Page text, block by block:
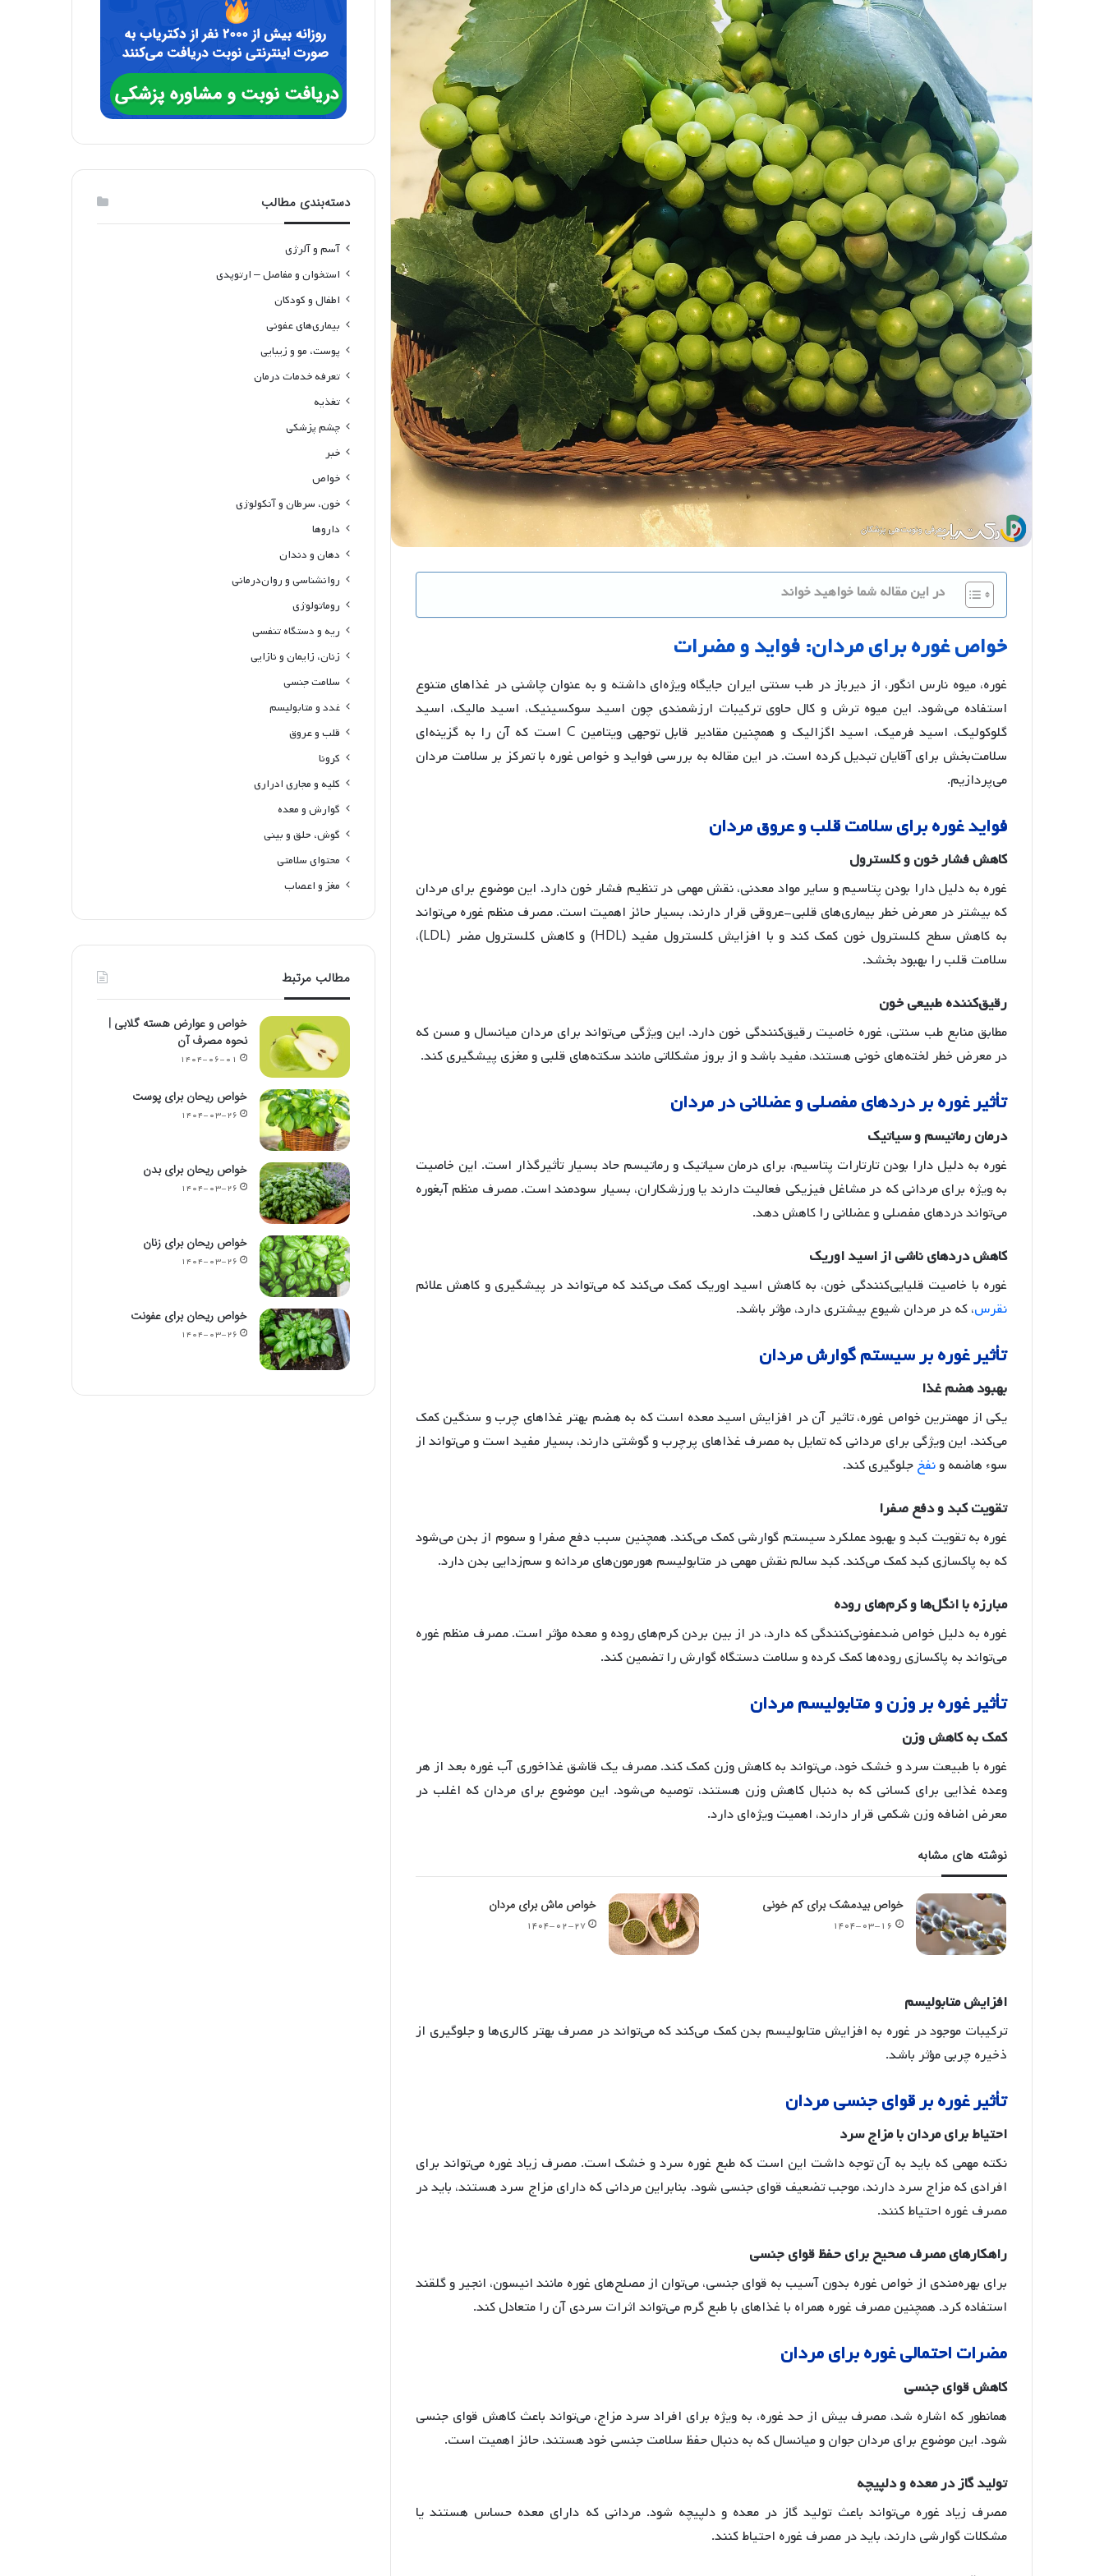
در این مقاله شما خواهید خواند
خواصغورهبرایمردان:فوایدومضرات
غوره، میوه نارس انگور، از دیرباز در طب سنتی ایران جایگاه ویژه‌ای داشته و به عنوان چاشنی در غذاهای متنوع
استفاده می‌شود. این میوه ترش و کال حاوی ترکیبات ارزشمندی چون اسید سوکسینیک، اسید مالیک، اسید
گلوکولیک، اسید فرمیک، اسید اگزالیک و همچنین مقادیر قابل توجهی ویتامین C است که آن را به گزینه‌ای
سلامت‌بخش برای آقایان تبدیل کرده است. در این مقاله به بررسی فواید و خواص غوره با تمرکز بر سلامت مردان
می‌پردازیم.
فوایدغورهبرایسلامتقلبوعروقمردان
کاهشفشارخونوکلسترول
غوره به دلیل دارا بودن پتاسیم و سایر مواد معدنی، نقش مهمی در تنظیم فشار خون دارد. این موضوع برای مردان
که بیشتر در معرض خطر بیماری‌های قلبی-عروقی قرار دارند، بسیار حائز اهمیت است. مصرف منظم غوره می‌تواند
به کاهش سطح کلسترول خون کمک کند و با افزایش کلسترول مفید (HDL) و کاهش کلسترول مضر (LDL)،
سلامت قلب را بهبود بخشد.
رقیقکنندهطبیعیخون
مطابق منابع طب سنتی، غوره خاصیت رقیق‌کنندگی خون دارد. این ویژگی می‌تواند برای مردان میانسال و مسن که
در معرض خطر لخته‌های خونی هستند، مفید باشد و از بروز مشکلاتی مانند سکته‌های قلبی و مغزی پیشگیری کند.
تأثیرغورهبردردهایمفصلیوعضلانیدرمردان
درمانرماتیسموسیاتیک
غوره به دلیل دارا بودن تارتارات پتاسیم، برای درمان سیاتیک و رماتیسم حاد بسیار تأثیرگذار است. این خاصیت
به ویژه برای مردانی که در مشاغل فیزیکی فعالیت دارند یا ورزشکاران، بسیار سودمند است. مصرف منظم آبغوره
می‌تواند دردهای مفصلی و عضلانی را کاهش دهد.
کاهشدردهایناشیازاسیداوریک
غوره با خاصیت قلیایی‌کنندگی خون، به کاهش اسید اوریک کمک می‌کند که می‌تواند در پیشگیری و کاهش علائم
نقرس، که در مردان شیوع بیشتری دارد، مؤثر باشد.
تأثیرغورهبرسیستمگوارشمردان
بهبودهضمغذا
یکی از مهمترین خواص غوره، تاثیر آن در افزایش اسید معده است که به هضم بهتر غذاهای چرب و سنگین کمک
می‌کند. این ویژگی برای مردانی که تمایل به مصرف غذاهای پرچرب و گوشتی دارند، بسیار مفید است و می‌تواند از
سوء هاضمه ونفخجلوگیری کند.
تقویتکبدودفعصفرا
غوره به تقویت کبد و بهبود عملکرد سیستم گوارشی کمک می‌کند. همچنین سبب دفع صفرا و سموم از بدن می‌شود
که به پاکسازی کبد کمک می‌کند. کبد سالم نقش مهمی در متابولیسم هورمون‌های مردانه و سم‌زدایی بدن دارد.
مبارزهباانگلهاوکرمهایروده
غوره به دلیل خواص ضدعفونی‌کنندگی که دارد، در از بین بردن کرم‌های روده و معده مؤثر است. مصرف منظم غوره
می‌تواند به پاکسازی روده‌ها کمک کرده و سلامت دستگاه گوارش را تضمین کند.
تأثیرغورهبروزنومتابولیسممردان
کمکبهکاهشوزن
غوره با طبیعت سرد و خشک خود، می‌تواند به کاهش وزن کمک کند. مصرف یک قاشق غذاخوری آب غوره بعد از هر
وعده غذایی برای کسانی که به دنبال کاهش وزن هستند، توصیه می‌شود. این موضوع برای مردان که اغلب در
معرض اضافه وزن شکمی قرار دارند، اهمیت ویژه‌ای دارد.
نوشته های مشابه
خواص بیدمشک برای کم خونی
۱۴۰۴-۰۳-۱۶
خواص ماش برای مردان
۱۴۰۴-۰۲-۲۷
افزایشمتابولیسم
ترکیبات موجود در غوره به افزایش متابولیسم بدن کمک می‌کند که می‌تواند در مصرف بهتر کالری‌ها و جلوگیری از
ذخیره چربی مؤثر باشد.
تأثیرغورهبرقوایجنسیمردان
احتیاطبرایمردانبامزاجسرد
نکته مهمی که باید به آن توجه داشت این است که طبع غوره سرد و خشک است. مصرف زیاد غوره می‌تواند برای
افرادی که مزاج سرد دارند، موجب تضعیف قوای جنسی شود. بنابراین مردانی که دارای مزاج سرد هستند، باید در
مصرف غوره احتیاط کنند.
راهکارهایمصرفصحیحبرایحفظقوایجنسی
برای بهره‌مندی از خواص غوره بدون آسیب به قوای جنسی، می‌توان از مصلح‌های غوره مانند انیسون، انجیر و گلقند
استفاده کرد. همچنین مصرف غوره همراه با غذاهای با طبع گرم می‌تواند اثرات سردی آن را متعادل کند.
مضرات احتمالیغورهبرایمردان
کاهشقوایجنسی
همانطور که اشاره شد، مصرف بیش از حد غوره، به ویژه برای افراد سرد مزاج، می‌تواند باعث کاهش قوای جنسی
شود. این موضوع برای مردان جوان و میانسال که به دنبال حفظ سلامت جنسی خود هستند، حائز اهمیت است.
تولیدگازدرمعدهودلپیچه
مصرف زیاد غوره می‌تواند باعث تولید گاز در معده و دلپیچه شود. مردانی که دارای معده حساس هستند یا
مشکلات گوارشی دارند، باید در مصرف غوره احتیاط کنند.
دسته‌بندی مطالب
آسم و آلرژی
استخوان و مفاصل – ارتوپدی
اطفال و کودکان
بیماری‌های عفونی
پوست، مو و زیبایی
تعرفه خدمات درمان
تغذیه
چشم پزشکی
خبر
خواص
خون، سرطان و آنکولوژی
داروها
دهان و دندان
روانشناسی و روان‌درمانی
روماتولوژی
ریه و دستگاه تنفسی
زنان، زایمان و نازایی
سلامت جنسی
غدد و متابولیسم
قلب و عروق
کرونا
کلیه و مجاری ادراری
گوارش و معده
گوش، حلق و بینی
محتوای سلامتی
مغز و اعصاب
مطالب مرتبط
خواص و عوارض هسته گلابی |
نحوه مصرف آن
۱۴۰۴-۰۶-۰۱
خواص ریحان برای پوست
۱۴۰۴-۰۳-۲۶
خواص ریحان برای بدن
۱۴۰۴-۰۳-۲۶
خواص ریحان برای زنان
۱۴۰۴-۰۳-۲۶
خواص ریحان برای عفونت
۱۴۰۴-۰۳-۲۶